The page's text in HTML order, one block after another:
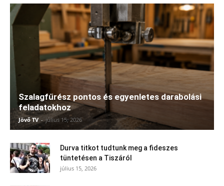
Szalagfűrész pontos és egyenletes darabolási
feladatokhoz
Jövő TV - július 15, 2026
Durva titkot tudtunk meg a fideszes
tüntetésen a Tiszáról
július 15, 2026